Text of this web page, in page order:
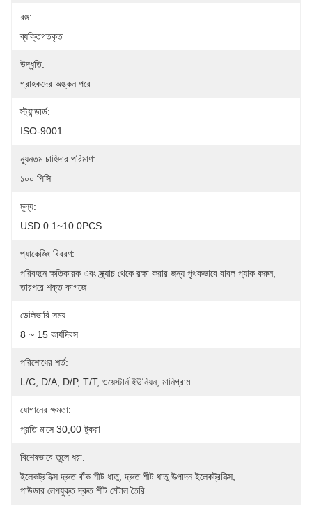
রঙ:
ব্যক্তিগতকৃত
উদ্ধৃতি:
গ্রাহকদের অঙ্কন পরে
স্ট্যান্ডার্ড:
ISO-9001
ন্যূনতম চাহিদার পরিমাণ:
১০০ পিসি
মূল্য:
USD 0.1~10.0PCS
প্যাকেজিং বিবরণ:
পরিবহনে ক্ষতিকারক এবং স্ক্র্যাচ থেকে রক্ষা করার জন্য পৃথকভাবে বাবল প্যাক করুন,
তারপরে শক্ত কাগজে
ডেলিভারি সময়:
8 ~ 15 কার্যদিবস
পরিশোধের শর্ত:
L/C, D/A, D/P, T/T, ওয়েস্টার্ন ইউনিয়ন, মানিগ্রাম
যোগানের ক্ষমতা:
প্রতি মাসে 30,00 টুকরা
বিশেষভাবে তুলে ধরা:
ইলেকট্রনিক্স দ্রুত বাঁক শীট ধাতু, দ্রুত শীট ধাতু উত্পাদন ইলেকট্রনিক্স
পাউডার লেপযুক্ত দ্রুত শীট মেটাল তৈরি